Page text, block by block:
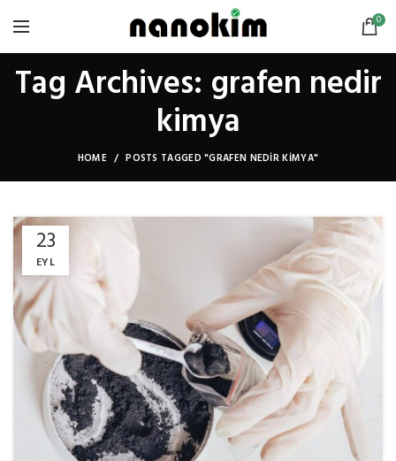
0
Tag Archives: grafen nedir
kimya
HOME POSTS TAGGED "GRAFEN NEDIR KIMYA"
23
EYL